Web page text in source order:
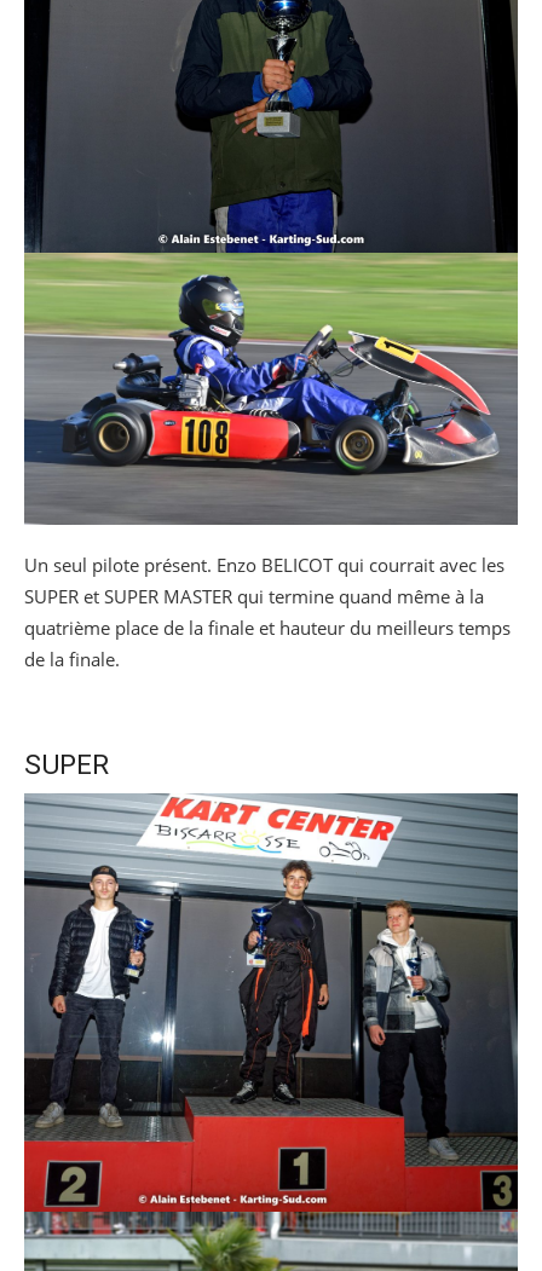
Un seul pilote présent. Enzo BELICOT qui courrait avec les
SUPER et SUPER MASTER qui termine quand même à la
quatrième place de la finale et hauteur du meilleurs temps
de la finale.
SUPER